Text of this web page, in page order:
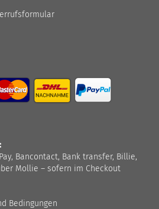
Bancontact, Bank transfer, Billie,
Mollie – sofern im Checkout
Bedingungen